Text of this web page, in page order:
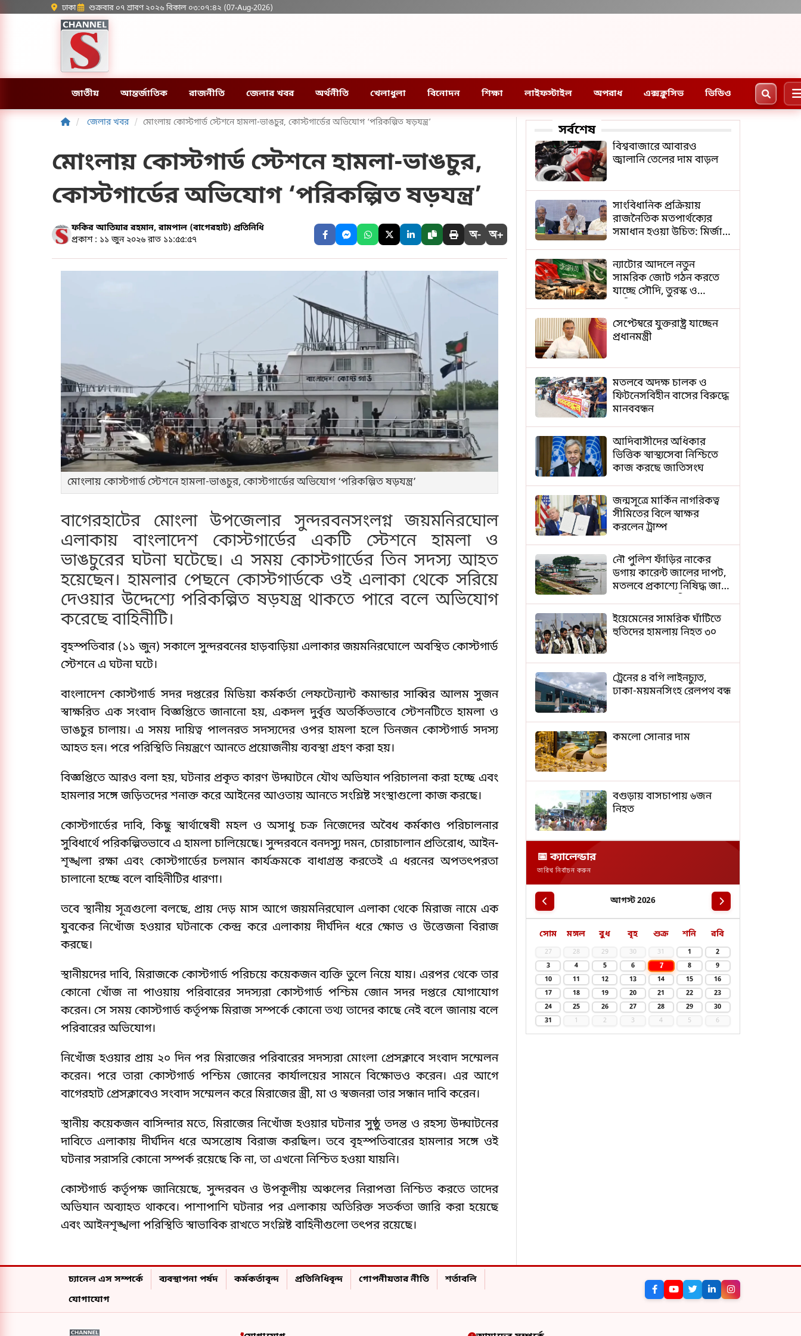
ঢাকা শুক্রবার ০৭ শ্রাবণ ২০২৬ বিকাল ০৩:০৭:৪২ (07-Aug-2026)
জাতীয় আন্তর্জাতিক রাজনীতি জেলার খবর অর্থনীতি খেলাধুলা বিনোদন শিক্ষা লাইফস্টাইল অপরাধ এক্সক্লুসিভ ভিডিও
জেলার খবর মোংলায় কোস্টগার্ড স্টেশনে হামলা-ভাঙচুর, কোস্টগার্ডের অভিযোগ ‘পরিকল্পিত ষড়যন্ত্র’
মোংলায় কোস্টগার্ড স্টেশনে হামলা-ভাঙচুর,
কোস্টগার্ডের অভিযোগ ‘পরিকল্পিত ষড়যন্ত্র’
ফকির আতিয়ার রহমান, রামপাল (বাগেরহাট) প্রতিনিধি
প্রকাশ : ১১ জুন ২০২৬ রাত ১১:৫৫:৫৭
অ- অ+
মোংলায় কোস্টগার্ড স্টেশনে হামলা-ভাঙচুর, কোস্টগার্ডের অভিযোগ ‘পরিকল্পিত ষড়যন্ত্র’
বাগেরহাটের মোংলা উপজেলার সুন্দরবনসংলগ্ন জয়মনিরঘোল
এলাকায় বাংলাদেশ কোস্টগার্ডের একটি স্টেশনে হামলা ও
ভাঙচুরের ঘটনা ঘটেছে। এ সময় কোস্টগার্ডের তিন সদস্য আহত
হয়েছেন। হামলার পেছনে কোস্টগার্ডকে ওই এলাকা থেকে সরিয়ে
দেওয়ার উদ্দেশ্যে পরিকল্পিত ষড়যন্ত্র থাকতে পারে বলে অভিযোগ
করেছে বাহিনীটি।
বৃহস্পতিবার (১১ জুন) সকালে সুন্দরবনের হাড়বাড়িয়া এলাকার জয়মনিরঘোলে অবস্থিত কোস্টগার্ড
স্টেশনে এ ঘটনা ঘটে।
বাংলাদেশ কোস্টগার্ড সদর দপ্তরের মিডিয়া কর্মকর্তা লেফটেন্যান্ট কমান্ডার সাব্বির আলম সুজন
স্বাক্ষরিত এক সংবাদ বিজ্ঞপ্তিতে জানানো হয়, একদল দুর্বৃত্ত অতর্কিতভাবে স্টেশনটিতে হামলা ও
ভাঙচুর চালায়। এ সময় দায়িত্ব পালনরত সদস্যদের ওপর হামলা হলে তিনজন কোস্টগার্ড সদস্য
আহত হন। পরে পরিস্থিতি নিয়ন্ত্রণে আনতে প্রয়োজনীয় ব্যবস্থা গ্রহণ করা হয়।
বিজ্ঞপ্তিতে আরও বলা হয়, ঘটনার প্রকৃত কারণ উদ্ঘাটনে যৌথ অভিযান পরিচালনা করা হচ্ছে এবং
হামলার সঙ্গে জড়িতদের শনাক্ত করে আইনের আওতায় আনতে সংশ্লিষ্ট সংস্থাগুলো কাজ করছে।
কোস্টগার্ডের দাবি, কিছু স্বার্থান্বেষী মহল ও অসাধু চক্র নিজেদের অবৈধ কর্মকাণ্ড পরিচালনার
সুবিধার্থে পরিকল্পিতভাবে এ হামলা চালিয়েছে। সুন্দরবনে বনদস্যু দমন, চোরাচালান প্রতিরোধ, আইন-
শৃঙ্খলা রক্ষা এবং কোস্টগার্ডের চলমান কার্যক্রমকে বাধাগ্রস্ত করতেই এ ধরনের অপতৎপরতা
চালানো হচ্ছে বলে বাহিনীটির ধারণা।
তবে স্থানীয় সূত্রগুলো বলছে, প্রায় দেড় মাস আগে জয়মনিরঘোল এলাকা থেকে মিরাজ নামে এক
যুবকের নিখোঁজ হওয়ার ঘটনাকে কেন্দ্র করে এলাকায় দীর্ঘদিন ধরে ক্ষোভ ও উত্তেজনা বিরাজ
করছে।
স্থানীয়দের দাবি, মিরাজকে কোস্টগার্ড পরিচয়ে কয়েকজন ব্যক্তি তুলে নিয়ে যায়। এরপর থেকে তার
কোনো খোঁজ না পাওয়ায় পরিবারের সদস্যরা কোস্টগার্ড পশ্চিম জোন সদর দপ্তরে যোগাযোগ
করেন। সে সময় কোস্টগার্ড কর্তৃপক্ষ মিরাজ সম্পর্কে কোনো তথ্য তাদের কাছে নেই বলে জানায় বলে
পরিবারের অভিযোগ।
নিখোঁজ হওয়ার প্রায় ২০ দিন পর মিরাজের পরিবারের সদস্যরা মোংলা প্রেসক্লাবে সংবাদ সম্মেলন
করেন। পরে তারা কোস্টগার্ড পশ্চিম জোনের কার্যালয়ের সামনে বিক্ষোভও করেন। এর আগে
বাগেরহাট প্রেসক্লাবেও সংবাদ সম্মেলন করে মিরাজের স্ত্রী, মা ও স্বজনরা তার সন্ধান দাবি করেন।
স্থানীয় কয়েকজন বাসিন্দার মতে, মিরাজের নিখোঁজ হওয়ার ঘটনার সুষ্ঠু তদন্ত ও রহস্য উদ্ঘাটনের
দাবিতে এলাকায় দীর্ঘদিন ধরে অসন্তোষ বিরাজ করছিল। তবে বৃহস্পতিবারের হামলার সঙ্গে ওই
ঘটনার সরাসরি কোনো সম্পর্ক রয়েছে কি না, তা এখনো নিশ্চিত হওয়া যায়নি।
কোস্টগার্ড কর্তৃপক্ষ জানিয়েছে, সুন্দরবন ও উপকূলীয় অঞ্চলের নিরাপত্তা নিশ্চিত করতে তাদের
অভিযান অব্যাহত থাকবে। পাশাপাশি ঘটনার পর এলাকায় অতিরিক্ত সতর্কতা জারি করা হয়েছে
এবং আইনশৃঙ্খলা পরিস্থিতি স্বাভাবিক রাখতে সংশ্লিষ্ট বাহিনীগুলো তৎপর রয়েছে।
সর্বশেষ
বিশ্ববাজারে আবারও
জ্বালানি তেলের দাম বাড়ল
সাংবিধানিক প্রক্রিয়ায়
রাজনৈতিক মতপার্থক্যের
সমাধান হওয়া উচিত: মির্জা
ন্যাটোর আদলে নতুন
সামরিক জোট গঠন করতে
যাচ্ছে সৌদি, তুরস্ক ও
সেপ্টেম্বরে যুক্তরাষ্ট্র যাচ্ছেন
প্রধানমন্ত্রী
মতলবে অদক্ষ চালক ও
ফিটনেসবিহীন বাসের বিরুদ্ধে
মানববন্ধন
আদিবাসীদের অধিকার
ভিত্তিক স্বাস্থ্যসেবা নিশ্চিতে
কাজ করছে জাতিসংঘ
জন্মসূত্রে মার্কিন নাগরিকত্ব
সীমিতের বিলে স্বাক্ষর
করলেন ট্রাম্প
নৌ পুলিশ ফাঁড়ির নাকের
ডগায় কারেন্ট জালের দাপট,
মতলবে প্রকাশ্যে নিষিদ্ধ জাল
ইয়েমেনের সামরিক ঘাঁটিতে
হুতিদের হামলায় নিহত ৩০
ট্রেনের ৪ বগি লাইনচ্যুত,
ঢাকা-ময়মনসিংহ রেলপথ বন্ধ
কমলো সোনার দাম
বগুড়ায় বাসচাপায় ৬জন
নিহত
📅 ক্যালেন্ডার
তারিখ নির্বাচন করুন
আগস্ট 2026
সোম মঙ্গল বুধ বৃহ শুক্র শনি রবি
27 28 29 30 31 1
2
3
4 5 6 7 8
9
10
11 12 13 14 15
16
17
18 19 20 21 22
23
24
25 26 27 28 29
30
31
1 2 3 4 5 6
চ্যানেল এস সম্পর্কে ব্যবস্থাপনা পর্ষদ কর্মকর্তাবৃন্দ প্রতিনিধিবৃন্দ গোপনীয়তার নীতি
শর্তাবলি
যোগাযোগ